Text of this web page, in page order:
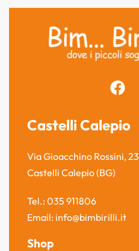
Castelli Calepio
Via Gioacchino Rossini, 23
Castelli Calepio (BG)
Tel.: 035 911806
Email: info@bimbirilli.it
Shop